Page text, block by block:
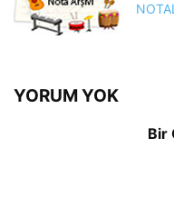
YORUM YOK
Bir